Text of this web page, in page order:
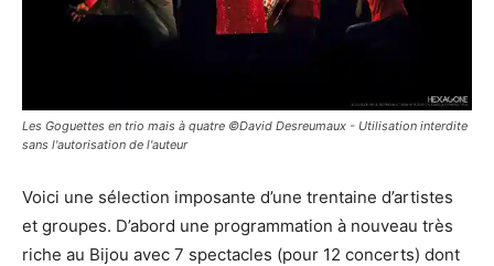
Les Goguettes en trio mais à quatre ©David Desreumaux - Utilisation interdite
sans l'autorisation de l'auteur
Voici une sélection imposante d’une trentaine d’artistes
et groupes. D’abord une programmation à nouveau très
riche au Bijou avec 7 spectacles (pour 12 concerts) dont